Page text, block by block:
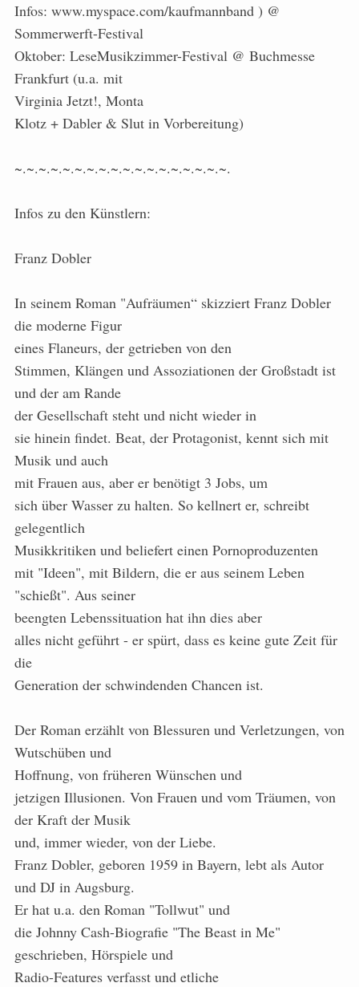
Infos: www.myspace.com/kaufmannband ) @
Sommerwerft-Festival
Oktober: LeseMusikzimmer-Festival @ Buchmesse
Frankfurt (u.a. mit
Virginia Jetzt!, Monta
Klotz + Dabler & Slut in Vorbereitung)
~.~.~.~.~.~.~.~.~.~.~.~.~.~.~.~.~.~.
Infos zu den Künstlern:
Franz Dobler
In seinem Roman "Aufräumen“ skizziert Franz Dobler
die moderne Figur
eines Flaneurs, der getrieben von den
Stimmen, Klängen und Assoziationen der Großstadt ist
und der am Rande
der Gesellschaft steht und nicht wieder in
sie hinein findet. Beat, der Protagonist, kennt sich mit
Musik und auch
mit Frauen aus, aber er benötigt 3 Jobs, um
sich über Wasser zu halten. So kellnert er, schreibt
gelegentlich
Musikkritiken und beliefert einen Pornoproduzenten
mit "Ideen", mit Bildern, die er aus seinem Leben
"schießt". Aus seiner
beengten Lebenssituation hat ihn dies aber
alles nicht geführt - er spürt, dass es keine gute Zeit für
die
Generation der schwindenden Chancen ist.
Der Roman erzählt von Blessuren und Verletzungen, von
Wutschüben und
Hoffnung, von früheren Wünschen und
jetzigen Illusionen. Von Frauen und vom Träumen, von
der Kraft der Musik
und, immer wieder, von der Liebe.
Franz Dobler, geboren 1959 in Bayern, lebt als Autor
und DJ in Augsburg.
Er hat u.a. den Roman "Tollwut" und
die Johnny Cash-Biografie "The Beast in Me"
geschrieben, Hörspiele und
Radio-Features verfasst und etliche